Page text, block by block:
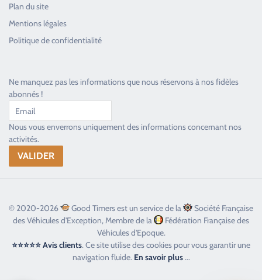
Plan du site
Mentions légales
Politique de confidentialité
Ne manquez pas les informations que nous réservons à nos fidèles
abonnés !
Nous vous enverrons uniquement des informations concernant nos
activités.
© 2020-2026 Good Timers est un service de la
Société Française
des Véhicules d'Exception, Membre de la
Fédération Française des
Véhicules d'Epoque.
⭐⭐⭐⭐⭐ Avis clients. Ce site utilise des cookies pour vous garantir une
navigation fluide. En savoir plus...
Toujours heureux d'aider les passionnés